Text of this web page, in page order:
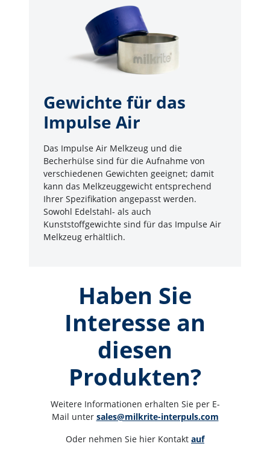
Gewichte für das
Impulse Air
Das Impulse Air Melkzeug und die
Becherhülse sind für die Aufnahme von
verschiedenen Gewichten geeignet; damit
kann das Melkzeuggewicht entsprechend
Ihrer Spezifikation angepasst werden.
Sowohl Edelstahl- als auch
Kunststoffgewichte sind für das Impulse Air
Melkzeug erhältlich.
Haben Sie
Interesse an
diesen
Produkten?
Weitere Informationen erhalten Sie per E-
Mail unter sales@milkrite-interpuls.com
Oder nehmen Sie hier Kontakt auf